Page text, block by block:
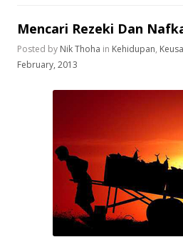
Mencari Rezeki Dan
Posted by Nik Thoha in Kehidupan,
February, 2013